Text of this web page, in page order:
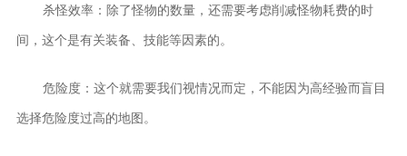
杀怪效率：除了怪物的数量，还需要考虑削减怪物耗费的时
间，这个是有关装备、技能等因素的。
危险度：这个就需要我们视情况而定，不能因为高经验而盲目
选择危险度过高的地图。